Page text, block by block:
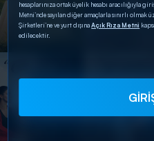
hesaplarınıza ortak üyelik hesabı aracılığıyla
Metni’nde sayılan diğer amaçlarla sınırlı
Şirketleri’ne ve yurt dışınaAçık Rıza Metni
edilecektir.